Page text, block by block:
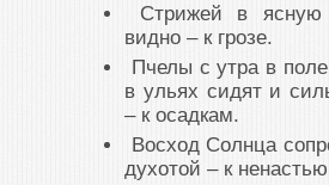
Стрижей в ясную
видно – к грозе.
Пчелы с утра в
в ульях сидят и
– к осадкам.
Восход Солнца
духотой – к